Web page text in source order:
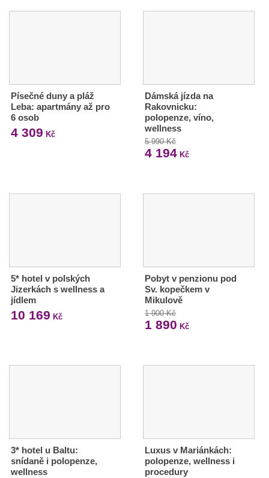
Písečné duny a pláž
Leba: apartmány až pro
6 osob
4 309 Kč
Dámská jízda na
Rakovnicku:
polopenze, víno,
wellness
5 990 Kč
4 194Kč
5* hotel v polských
Jizerkách s wellness a
jídlem
10 169 Kč
Pobyt v penzionu pod
Sv. kopečkem v
Mikulově
1 900 Kč
1 890 Kč
3* hotel u Baltu:
snídaně i polopenze,
wellness
Luxus v Mariánkách:
polopenze, wellness i
procedury